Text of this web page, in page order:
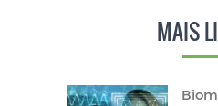
MAIS